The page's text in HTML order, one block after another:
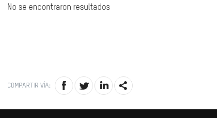
No se encontraron resultados
COMPARTIR VÍA: